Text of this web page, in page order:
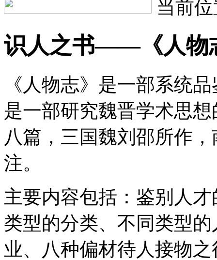
当前
识人之书——《人物
《人物志》是一部系统
是一部研究魏晋学术思
八篇，三国魏刘邵所作
注。
主要内容包括：鉴别人
类型的分类、不同类型
业、八种偏材待人接物